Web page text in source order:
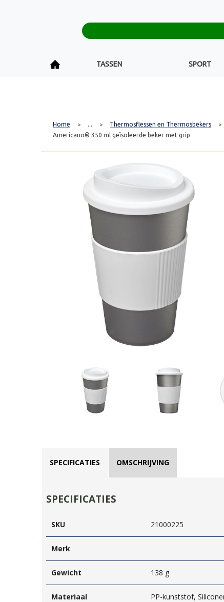
TASSEN SPORT
Home > ... > Thermosflessen en Thermosbekers >
Americano® 350 ml geïsoleerde beker met grip
SPECIFICATIES OMSCHRIJVING
SPECIFICATIES
SKU 21000225
Merk
Gewicht 138 g
Materiaal PP-kunststof,